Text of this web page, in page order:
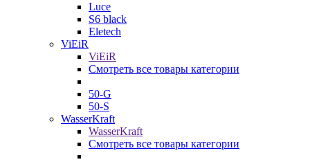
Luce
S6 black
Eletech
ViEiR
ViEiR
Смотреть все товары категории
50-G
50-S
WasserKraft
WasserKraft
Смотреть все товары категории